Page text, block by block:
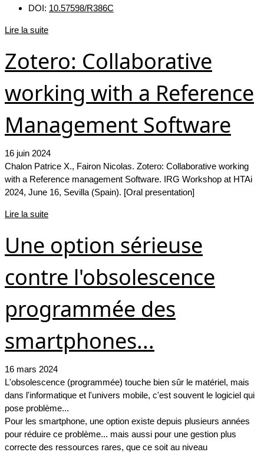
DOI: 10.57598/R386C
Lire la suite
Zotero: Collaborative
working with a Reference
Management Software
16 juin 2024
Chalon Patrice X., Fairon Nicolas. Zotero: Collaborative working
with a Reference management Software. IRG Workshop at HTAi
2024, June 16, Sevilla (Spain). [Oral presentation]
Lire la suite
Une option sérieuse
contre l'obsolescence
programmée des
smartphones...
16 mars 2024
L'obsolescence (programmée) touche bien sûr le matériel, mais
dans l'informatique et l'univers mobile, c'est souvent le logiciel qui
pose problème...
Pour les smartphone, une option existe depuis plusieurs années
pour réduire ce problème... mais aussi pour une gestion plus
correcte des ressources rares, que ce soit au niveau